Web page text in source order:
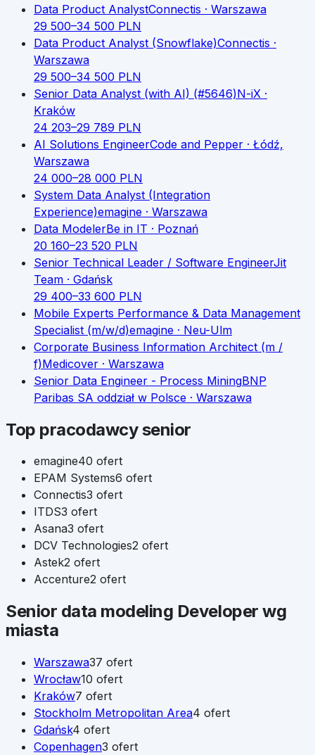
Data Product AnalystConnectis · Warszawa
29 500–34 500 PLN
Data Product Analyst (Snowflake)Connectis ·
Warszawa
29 500–34 500 PLN
Senior Data Analyst (with AI) (#5646)N-iX ·
Kraków
24 203–29 789 PLN
AI Solutions EngineerCode and Pepper · Łódź,
Warszawa
24 000–28 000 PLN
System Data Analyst (Integration
Experience)emagine · Warszawa
Data ModelerBe in IT · Poznań
20 160–23 520 PLN
Senior Technical Leader / Software EngineerJit
Team · Gdańsk
29 400–33 600 PLN
Mobile Experts Performance & Data Management
Specialist (m/w/d)emagine · Neu-Ulm
Corporate Business Information Architect (m /
f)Medicover · Warszawa
Senior Data Engineer - Process MiningBNP
Paribas SA oddział w Polsce · Warszawa
Top pracodawcysenior
emagine40 ofert
EPAM Systems6 ofert
Connectis3 ofert
ITDS3 ofert
Asana3 ofert
DCV Technologies2 ofert
Astek2 ofert
Accenture2 ofert
Senior data modeling Developer wg
miasta
Warszawa37 ofert
Wrocław10 ofert
Kraków7 ofert
Stockholm Metropolitan Area4 ofert
Gdańsk4 ofert
Copenhagen3 ofert